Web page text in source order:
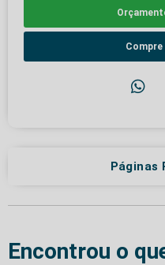
Páginas
Encontrou o